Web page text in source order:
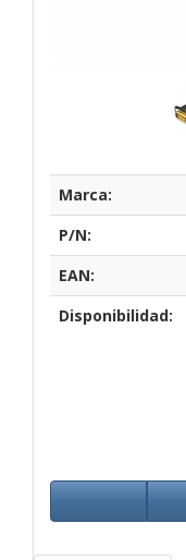
Marca:
P/N:
EAN:
Disponibilidad: